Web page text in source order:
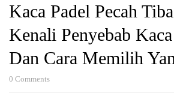
Kaca Padel Pecah
Kenali Penyebab
Dan Cara Memilih
0 Comments